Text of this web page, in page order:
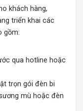
khách hàng,
triển khai các
gồm:
qua hotline hoặc
trọn gói đèn bi
mù hoặc đèn